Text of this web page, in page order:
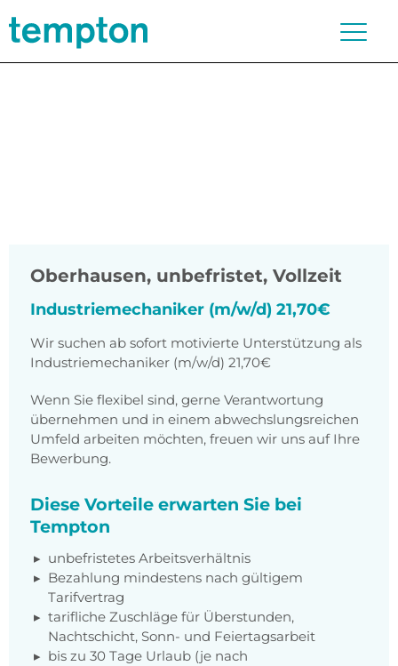
Oberhausen, unbefristet, Vollzeit
Industriemechaniker (m/w/d) 21,70€
Wir suchen ab sofort motivierte Unterstützung als
Industriemechaniker (m/w/d) 21,70€
Wenn Sie flexibel sind, gerne Verantwortung
übernehmen und in einem abwechslungsreichen
Umfeld arbeiten möchten, freuen wir uns auf Ihre
Bewerbung.
Diese Vorteile erwarten Sie bei
Tempton
unbefristetes Arbeitsverhältnis
Bezahlung mindestens nach gültigem
Tarifvertrag
tarifliche Zuschläge für Überstunden,
Nachtschicht, Sonn- und Feiertagsarbeit
bis zu 30 Tage Urlaub (je nach